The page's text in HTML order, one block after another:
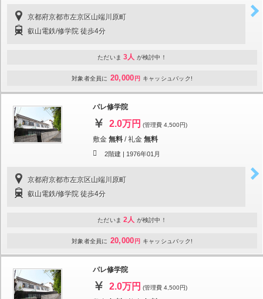
京都府京都市左京区山端川原町
叡山電鉄/修学院 徒歩4分
ただいま 3人 が検討中！
対象者全員に 20,000 円 キャッシュバック!
パレ修学院
2.0万円 (管理費 4,500円)
敷金 無料 /礼金 無料
2階建 | 1976年01月
京都府京都市左京区山端川原町
叡山電鉄/修学院 徒歩4分
ただいま 2人 が検討中！
対象者全員に 20,000 円 キャッシュバック!
パレ修学院
2.0万円 (管理費 4,500円)